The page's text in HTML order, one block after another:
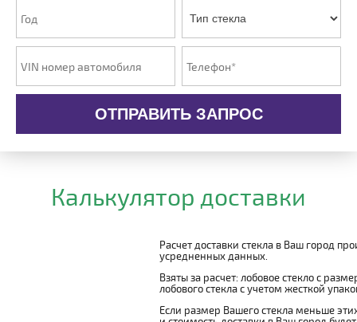
ОТПРАВИТЬ ЗАПРОС
Калькулятор доставки
Расчет доставки стекла в Ваш город
усредненных данных.
Взяты за расчет: лобовое стекло с
лобового стекла с учетом жесткой
Если размер Вашего стекла меньше